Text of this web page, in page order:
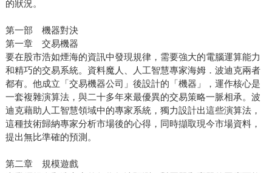
的狀況。
第一部 機器對決
第一章 交易機器
要在股市浩如煙海的資訊中發現規律，需要強大的電腦運算能力
和精巧的交易系統。資料魔人、人工智慧專家海姆．波迪克兩者
都有。他成立「交易機器公司」後設計的「機器」，運作核心是
一套複雜演算法，與二十多年來最優異的交易策略一脈相承。波
迪克藉助人工智慧領域中的專家系統，獨力設計出這些演算法，
這種技術歸納專家分析市場後的心得，同時擷取現今市場資料，
提出無比準確的預測。
第二章 規模遊戲